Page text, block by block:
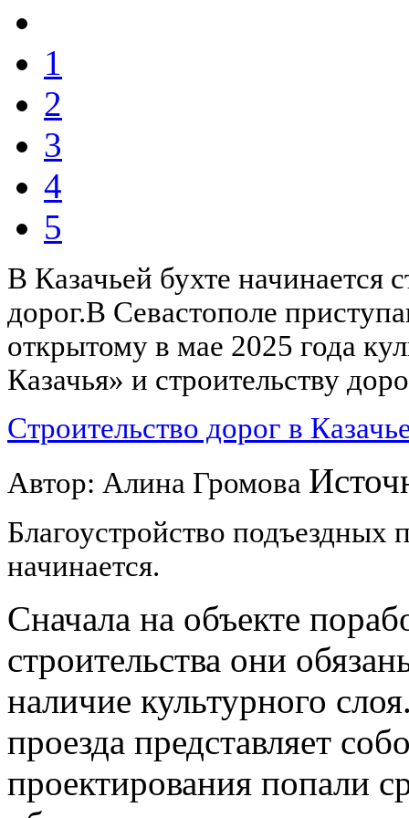
1
2
3
4
5
В Казачьей бухте начинается
дорог.В Севастополе
открытому в мае 2025 года
Казачья» и строительству
Строительство дорог в
Автор: Алина Громова
Благоустройство подъездных
начинается.
Сначала на объекте
строительства они
наличие культурного
проезда представляет
проектирования попали